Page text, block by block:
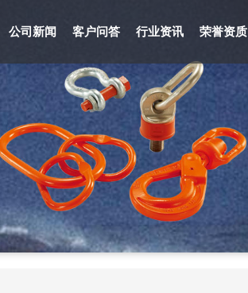
公司新闻 客户问答 行业资讯 荣誉资质